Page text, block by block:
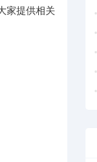
家提供相关